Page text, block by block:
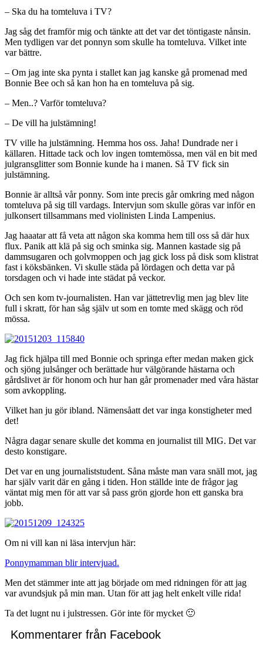
– Ska du ha tomteluva i TV?
Jag såg det framför mig och tänkte att det var det töntigaste nånsin.
Men tydligen var det ponnyn som skulle ha tomteluva. Vilket inte
var bättre.
– Om jag inte ska pynta i stallet kan jag kanske gå promenad med
Bonnie Bee och så kan hon ha en tomteluva på sig.
– Men..? Varför tomteluva?
– De vill ha julstämning!
TV ville ha julstämning. Hemma hos oss. Jaha! Dundrade ner i
källaren. Hittade tack och lov ingen tomtemössa, men väl en bit med
julgransglitter som Bonnie kunde ha i manen. Så TV fick sin
julstämning.
Bonnie är alltså vår ponny. Som inte precis går omkring med någon
tomteluva på sig till vardags. Intervjun som skulle göras var inför en
julkonsert tillsammans med violinisten Linda Lampenius.
Jag haaatar att få veta att någon ska komma hem till oss så där hux
flux. Panik att klä på sig och sminka sig. Mannen kastade sig på
dammsugaren och golvmoppen och jag gick loss på disk som klistrat
fast i köksbänken. Vi skulle städa på lördagen och detta var på
torsdagen och vi hade inte städat på veckor.
Och sen kom tv-journalisten. Han var jättetrevlig men jag blev lite
full i skratt, för han såg själv ut som en tomte med skägg och röd
mössa.
Jag fick hjälpa till med Bonnie och springa efter medan maken gick
och sjöng julsånger och berättade hur välgörande hästarna och
gårdslivet är för honom och hur han går promenader med våra hästar
som avkoppling.
Vilket han ju gör ibland. Nämensåatt det var inga konstigheter med
det!
Några dagar senare skulle det komma en journalist till MIG. Det var
desto konstigare.
Det var en ung journaliststudent. Såna måste man vara snäll mot, jag
har själv varit där en gång i tiden. Hon ställde inte de frågor jag
väntat mig men för att var så pass grön gjorde hon ett ganska bra
jobb.
Om ni vill kan ni läsa intervjun här:
Ponnymamman blir intervjuad.
Men det stämmer inte att jag började om med ridningen för att jag
var avundsjuk på min man. Utan för att jag helt enkelt ville rida!
Ta det lugnt nu i julstressen. Gör inte för mycket 🙂
Kommentarer från Facebook